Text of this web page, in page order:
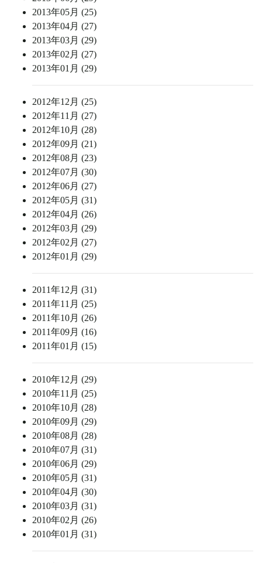
2013年05月 (25)
2013年04月 (27)
2013年03月 (29)
2013年02月 (27)
2013年01月 (29)
2012年12月 (25)
2012年11月 (27)
2012年10月 (28)
2012年09月 (21)
2012年08月 (23)
2012年07月 (30)
2012年06月 (27)
2012年05月 (31)
2012年04月 (26)
2012年03月 (29)
2012年02月 (27)
2012年01月 (29)
2011年12月 (31)
2011年11月 (25)
2011年10月 (26)
2011年09月 (16)
2011年01月 (15)
2010年12月 (29)
2010年11月 (25)
2010年10月 (28)
2010年09月 (29)
2010年08月 (28)
2010年07月 (31)
2010年06月 (29)
2010年05月 (31)
2010年04月 (30)
2010年03月 (31)
2010年02月 (26)
2010年01月 (31)